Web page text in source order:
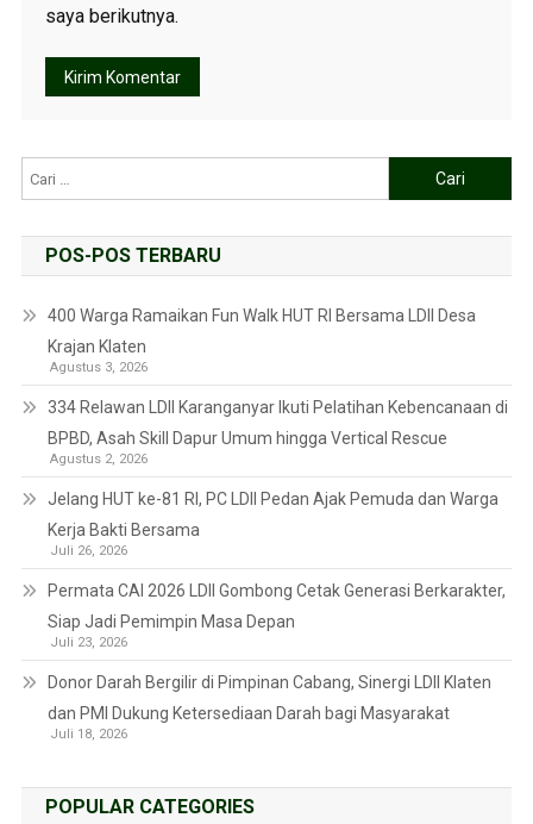
saya berikutnya.
POS-POS TERBARU
400 Warga Ramaikan Fun Walk HUT RI Bersama LDII Desa
Krajan Klaten
Agustus 3, 2026
334 Relawan LDII Karanganyar Ikuti Pelatihan Kebencanaan di
BPBD, Asah Skill Dapur Umum hingga Vertical Rescue
Agustus 2, 2026
Jelang HUT ke-81 RI, PC LDII Pedan Ajak Pemuda dan Warga
Kerja Bakti Bersama
Juli 26, 2026
Permata CAI 2026 LDII Gombong Cetak Generasi Berkarakter,
Siap Jadi Pemimpin Masa Depan
Juli 23, 2026
Donor Darah Bergilir di Pimpinan Cabang, Sinergi LDII Klaten
dan PMI Dukung Ketersediaan Darah bagi Masyarakat
Juli 18, 2026
POPULAR CATEGORIES